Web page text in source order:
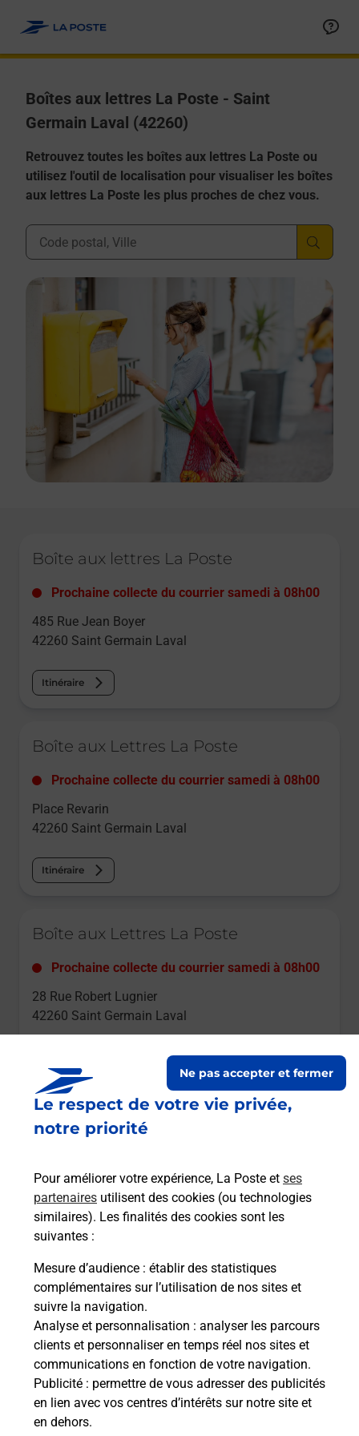
Le respect de votre vie privée,
notre priorité
Pour améliorer votre expérience, La Poste et ses
partenaires utilisent des cookies (ou technologies
similaires). Les finalités des cookies sont les
suivantes :
Mesure d’audience : établir des statistiques
complémentaires sur l’utilisation de nos sites et
suivre la navigation.
Analyse et personnalisation : analyser les parcours
clients et personnaliser en temps réel nos sites et
communications en fonction de votre navigation.
Publicité : permettre de vous adresser des publicités
en lien avec vos centres d’intérêts sur notre site et
en dehors.
Ne pas accepter et fermer
Boîtes aux lettres La Poste - Saint
Germain Laval (42260)
Retrouvez toutes les boîtes aux lettres La Poste ou
utilisez l'outil de localisation pour visualiser les boîtes
aux lettres La Poste les plus proches de chez vous.
Ville, Département, Code Postal
Boîte aux lettres La Poste
Prochaine collecte du courrier samedi à 08h00
485 Rue Jean Boyer
42260 Saint Germain Laval
Itinéraire
Boîte aux Lettres La Poste
Prochaine collecte du courrier samedi à 08h00
Place Revarin
42260 Saint Germain Laval
Itinéraire
Boîte aux Lettres La Poste
Prochaine collecte du courrier samedi à 08h00
28 Rue Robert Lugnier
42260 Saint Germain Laval
Boîte aux Lettres La Poste
57 Place Du 8 Mai
42260 Saint Germain Laval
Le lien s'ouvre dans un nouvel onglet
Boîte aux Lettres La Poste
Prochaine collecte du courriersamedi à 08h00
Lieu Dit Les Grandes Terres
42260 Saint Germain Laval
Le lien s'ouvre dans un nouvel onglet